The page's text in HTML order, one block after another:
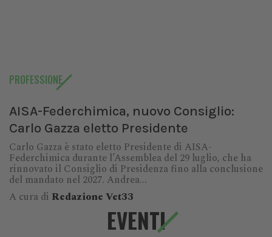
PROFESSIONE
AISA-Federchimica, nuovo Consiglio:
Carlo Gazza eletto Presidente
Carlo Gazza è stato eletto Presidente di AISA-
Federchimica durante l’Assemblea del 29 luglio, che ha
rinnovato il Consiglio di Presidenza fino alla conclusione
del mandato nel 2027. Andrea...
A cura di Redazione Vet33
EVENTI